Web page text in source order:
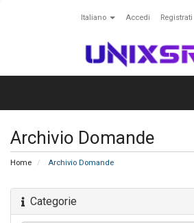
Italiano Accedi Registrati
Archivio Domande
Home Archivio Domande
Categorie